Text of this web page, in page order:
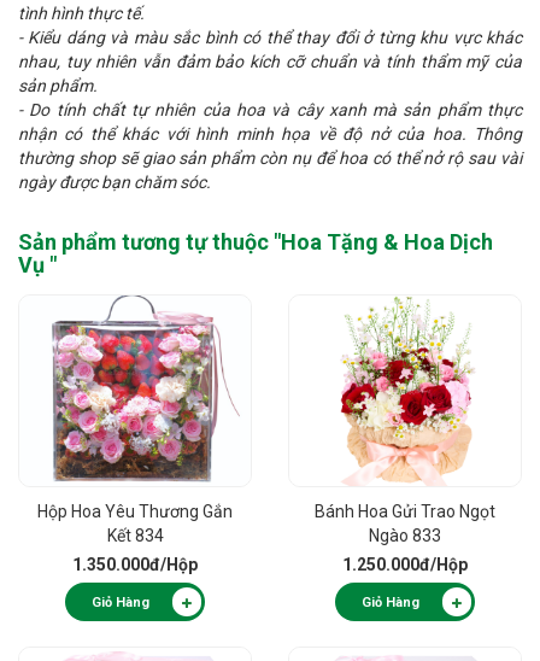
tình hình thực tế.
- Kiểu dáng và màu sắc bình có thể thay đổi ở từng khu vực khác
nhau, tuy nhiên vẫn đảm bảo kích cỡ chuẩn và tính thẩm mỹ của
sản phẩm.
- Do tính chất tự nhiên của hoa và cây xanh mà sản phẩm thực
nhận có thể khác với hình minh họa về độ nở của hoa. Thông
thường shop sẽ giao sản phẩm còn nụ để hoa có thể nở rộ sau vài
ngày được bạn chăm sóc.
Sản phẩm tương tự thuộc "Hoa Tặng & Hoa Dịch
Vụ "
Hộp Hoa Yêu Thương Gắn
Kết 834
1.350.000đ/Hộp
Giỏ Hàng
Bánh Hoa Gửi Trao Ngọt
Ngào 833
1.250.000đ/Hộp
Giỏ Hàng